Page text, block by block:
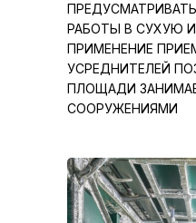
РАБОТЫ В СУХУЮ
ПРИМЕНЕНИЕ
УСРЕДНИТЕЛЕЙ
ПЛОЩАДИ
СООРУЖЕНИЯМИ